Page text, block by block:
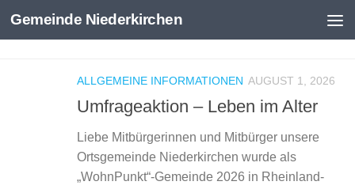
Zum Inhalt springen
Gemeinde Niederkirchen
ALLGEMEINE INFORMATIONEN AUGUST 1, 2026
Umfrageaktion – Leben im Alter
Liebe Mitbürgerinnen und Mitbürger unsere
Ortsgemeinde Niederkirchen wurde als
„WohnPunkt“-Gemeinde 2026 in Rheinland-